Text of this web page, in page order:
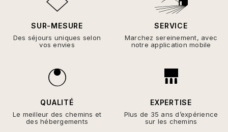
SUR-MESURE
Des séjours uniques selon
vos envies
SERVICE
Marchez sereinement, avec
notre application mobile
QUALITÉ
Le meilleur des chemins et
des hébergements
EXPERTISE
Plus de 35 ans d’expérience
sur les chemins